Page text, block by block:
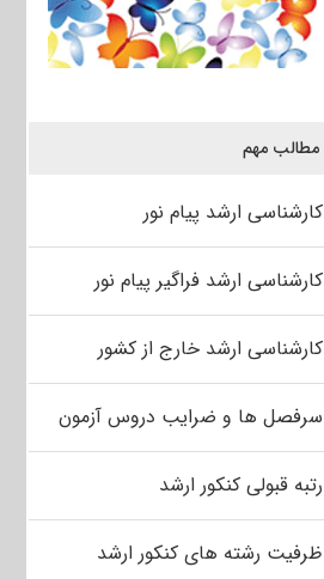
مطالب مهم
کارشناسی ارشد پیام نور
کارشناسی ارشد فراگیر پیام نور
کارشناسی ارشد خارج از کشور
سرفصل ها و ضرایب دروس آزمون
رتبه قبولی کنکور ارشد
ظرفیت رشته های کنکور ارشد